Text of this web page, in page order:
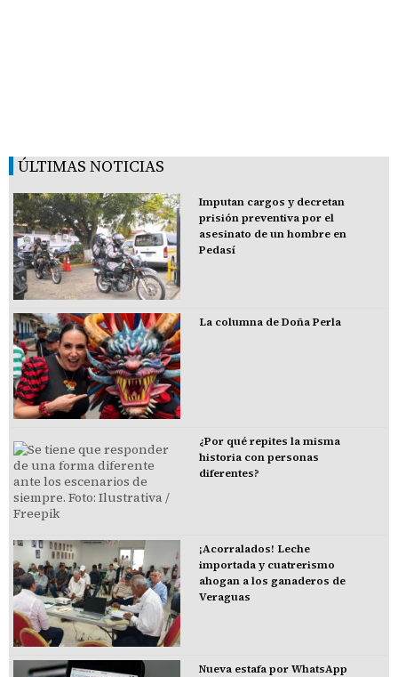
ÚLTIMAS NOTICIAS
Imputan cargos y decretan
prisión preventiva por el
asesinato de un hombre en
Pedasí
La columna de Doña Perla
¿Por qué repites la misma
historia con personas
diferentes?
¡Acorralados! Leche
importada y cuatrerismo
ahogan a los ganaderos de
Veraguas
Nueva estafa por WhatsApp